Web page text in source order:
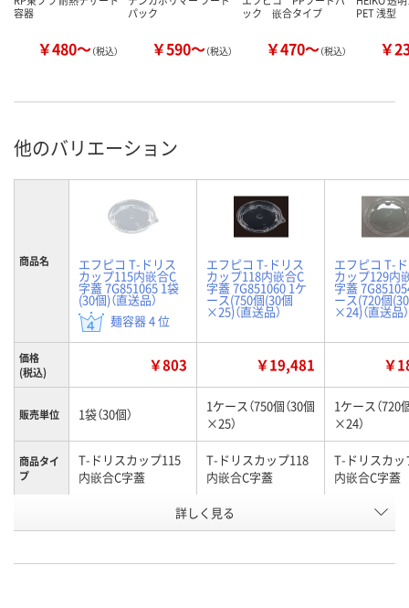
容器
￥480～（税込）
パック
￥590～（税込）
ック 嵌合タイプ
￥470～（税込）
PET 浅型
￥
他のバリエーション
商品名 エフピコ T-ドリス
カップ115内嵌合C
字蓋 7G851065 1袋
(30個)（直送品）
麺容器 4 位
エフピコ T-ドリス
カップ118内嵌合C
字蓋 7G851060 1ケ
ース(750個(30個
×25)（直送品）
エフピコ T-
カップ129内
字蓋
ース(720個
×24)（直送品）
価格
(税込)
￥803 ￥19,481 ￥
販売単位 1袋（30個）
1ケース（750個（30個
×25）
1ケース（720
×24）
商品タイ
プ
T-ドリスカップ115
内嵌合C字蓋
T-ドリスカップ118
内嵌合C字蓋
T-ドリスカッ
内嵌合C字蓋
RU15923 RU19898
詳しく見る